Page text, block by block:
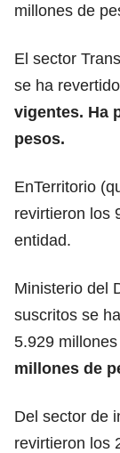
millones de
El sector
se ha
vigentes. Ha
pesos.
EnTerritorio
revirtieron los
entidad.
Ministerio del
suscritos se
5.929
millones de
Del sector de
revirtieron los